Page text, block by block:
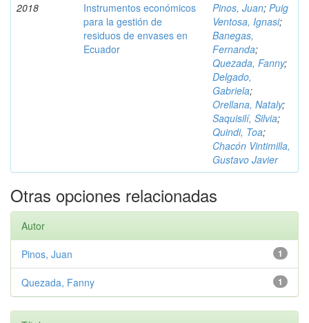
2018
Instrumentos económicos
para la gestión de
residuos de envases en
Ecuador
Pinos, Juan; Puig
Ventosa, Ignasi;
Banegas,
Fernanda;
Quezada, Fanny;
Delgado,
Gabriela;
Orellana, Nataly;
Saquisilí, Silvia;
Quindi, Toa;
Chacón Vintimilla,
Gustavo Javier
Otras opciones relacionadas
Autor
1
Pinos, Juan
1
Quezada, Fanny